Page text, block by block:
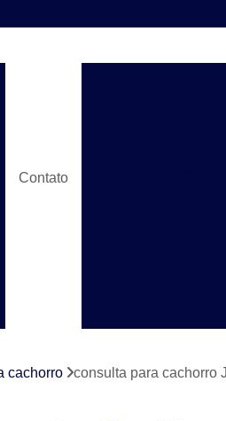
Contato
Check-
cachorro consulta para cachorro